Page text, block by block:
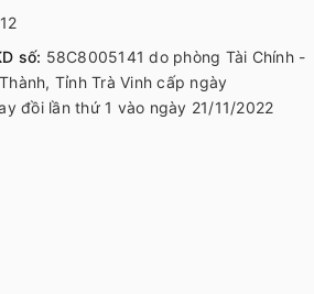
số: 58C8005141 do phòng Tài Chính -
Tỉnh Trà Vinh cấp ngày
đồi lần thứ 1 vào ngày 21/11/2022